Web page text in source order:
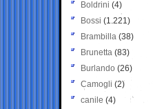
Boldrini (4)
Bossi (1.221)
Brambilla (38)
Brunetta (83)
Burlando (26)
Camogli (2)
canile (4)